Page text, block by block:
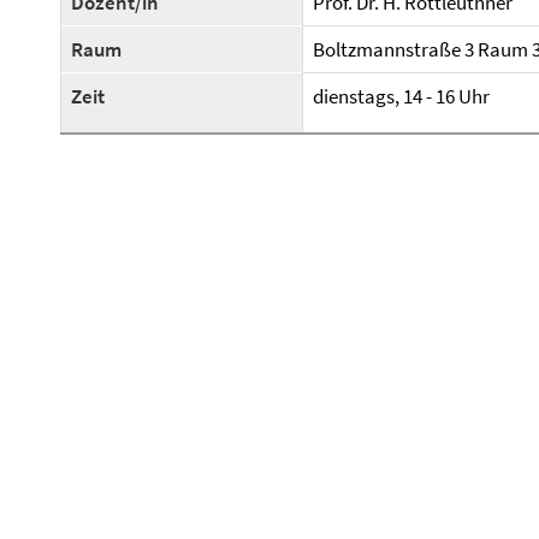
Raum
Boltzmannstraße 3 Raum
Zeit
dienstags, 14 - 16 Uhr